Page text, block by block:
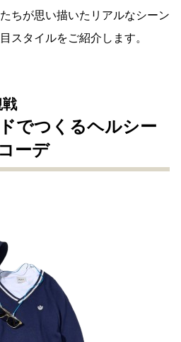
ちが思い描いたリアルなシーン
スタイルをご紹介します。
でつくるヘルシー
ーデ